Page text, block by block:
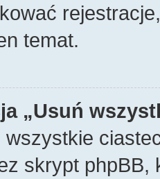
temat.
„Usuń
wszystkie
skrypt